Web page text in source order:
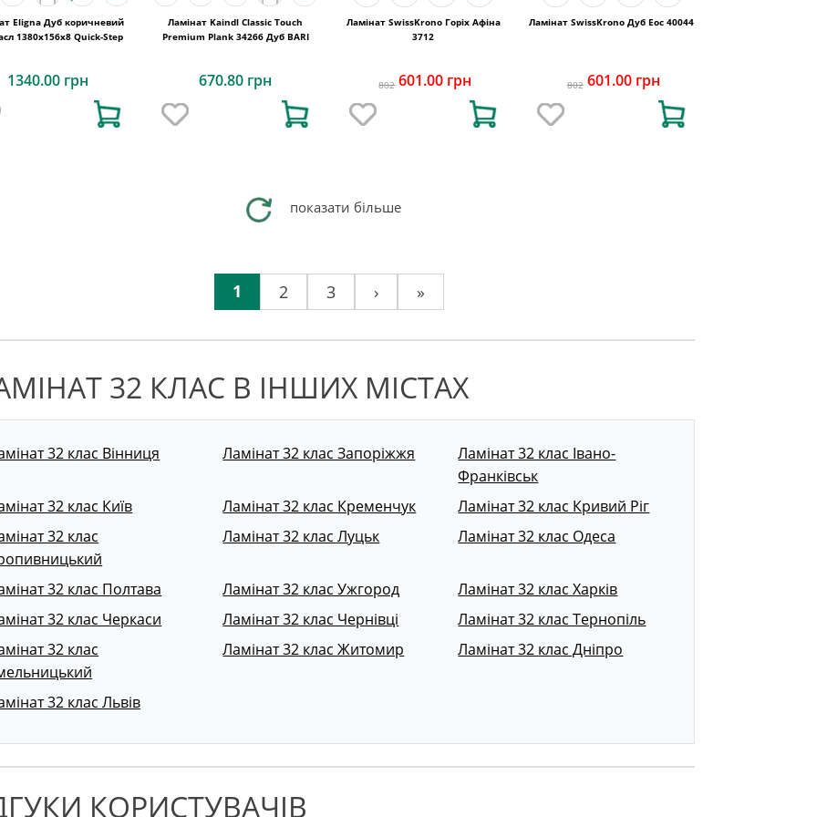
Eligna Дуб коричневий
1380х156x8 Quick-Step
1340.00 грн
Ламінат Kaindl Classic Touch
Premium Plank 34266 Дуб BARI
670.80 грн
Ламінат SwissKrono Горіх Афіна
3712
802 601.00 грн
Ламінат SwissKrono Дуб Еос 40044
802 601.00 грн
показати більше
1 2 3 › »
32 КЛАС В ІНШИХ МІСТАХ
32 клас Вінниця Ламінат 32 клас Запоріжжя
Ламінат 32 клас Івано-
Франківськ
32 клас Київ
Ламінат 32 клас Кременчук
Ламінат 32 клас Кривий Ріг
32 клас
Ламінат 32 клас Луцьк Ламінат 32 клас Одеса
32 клас Полтава Ламінат 32 клас Ужгород
Ламінат 32 клас Харків
32 клас Черкаси
Ламінат 32 клас Чернівці
Ламінат 32 клас Тернопіль
32 клас
Ламінат 32 клас Житомир Ламінат 32 клас Дніпро
32 клас Львів
КОРИСТУВАЧІВ